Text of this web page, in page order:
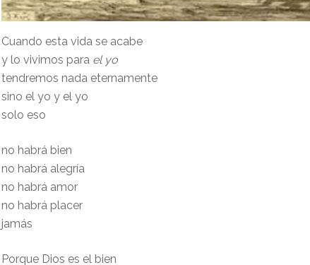
Cuando esta vida se acabe
y lo vivimos para el yo
tendremos nada eternamente
sino el yo y el yo
solo eso
no habrá bien
no habrá alegría
no habrá amor
no habrá placer
jamás
Porque Dios es el bien